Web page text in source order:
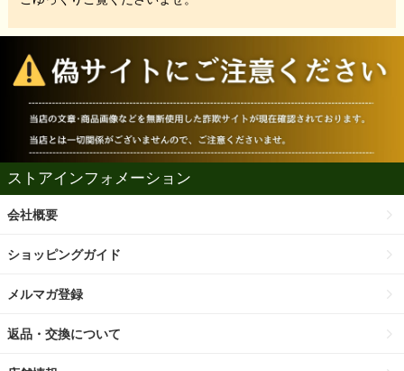
ストアインフォメーション
会社概要
ショッピングガイド
メルマガ登録
返品・交換について